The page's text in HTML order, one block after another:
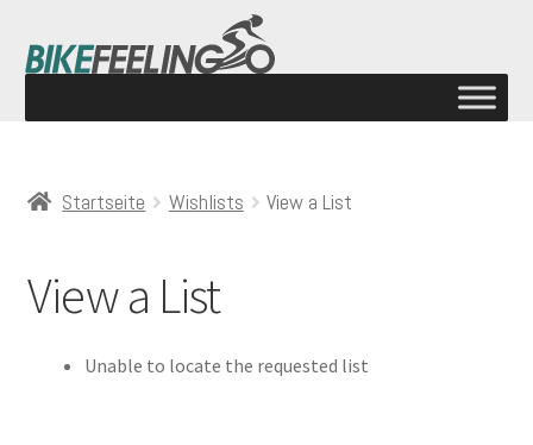
Startseite Wishlists View a List
View a List
Unable to locate the requested list